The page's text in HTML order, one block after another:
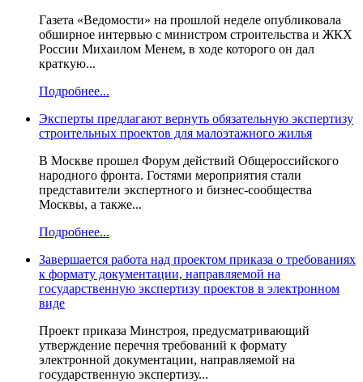
Газета «Ведомости» на прошлой неделе опубликовала
обширное интервью с министром строительства и ЖКХ
России Михаилом Менем, в ходе которого он дал
краткую...
Подробнее...
Эксперты предлагают вернуть обязательную экспертизу
строительных проектов для малоэтажного жилья
В Москве прошел Форум действий Общероссийского
народного фронта. Гостями мероприятия стали
представители экспертного и бизнес-сообщества
Москвы, а также...
Подробнее...
Завершается работа над проектом приказа о требованиях
к формату документации, направляемой на
государственную экспертизу проектов в электронном
виде
Проект приказа Минстроя, предусматривающий
утверждение перечня требований к формату
электронной документации, направляемой на
государственную экспертизу...